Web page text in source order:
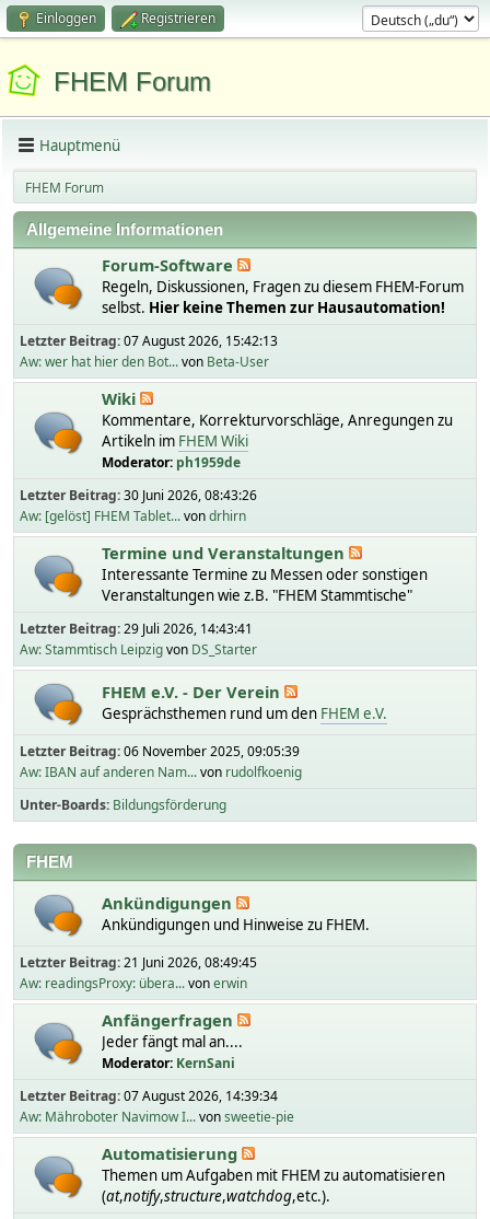
Einloggen Registrieren
FHEM Forum
Hauptmenü
FHEM Forum
Allgemeine Informationen
Forum-Software
Regeln, Diskussionen, Fragen zu diesem FHEM-Forum
selbst. Hier keine Themen zur Hausautomation!
Letzter Beitrag:07 August 2026, 15:42:13
Aw: wer hat hier den Bot...von Beta-User
Wiki
Kommentare, Korrekturvorschläge, Anregungen zu
Artikeln im FHEM Wiki
Moderator: ph1959de
Letzter Beitrag:30 Juni 2026, 08:43:26
Aw: [gelöst] FHEM Tablet...vondrhirn
Termine und Veranstaltungen
Interessante Termine zu Messen oder sonstigen
Veranstaltungen wie z.B. "FHEM Stammtische"
Letzter Beitrag:29 Juli 2026, 14:43:41
Aw: Stammtisch Leipzigvon DS_Starter
FHEM e.V. - Der Verein
Gesprächsthemen rund um den FHEM e.V.
Letzter Beitrag:06 November 2025, 09:05:39
Aw: IBAN auf anderen Nam...von rudolfkoenig
Unter-Boards Bildungsförderung
FHEM
Ankündigungen
Ankündigungen und Hinweise zu FHEM.
Letzter Beitrag:21 Juni 2026, 08:49:45
Aw: readingsProxy: übera...vonerwin
Anfängerfragen
Jeder fängt mal an....
Moderator: KernSani
Letzter Beitrag:07 August 2026, 14:39:34
Aw: Mähroboter Navimow I...vonsweetie-pie
Automatisierung
Themen um Aufgaben mit FHEM zu automatisieren
(at,notify,structure,watchdog,etc.).